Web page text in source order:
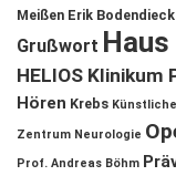
Meißen Erik Bodendieck
Grußwort Haus
HELIOS Klinikum
Hören Krebs
Zentrum Neurologie
Prof. Andreas Böhm